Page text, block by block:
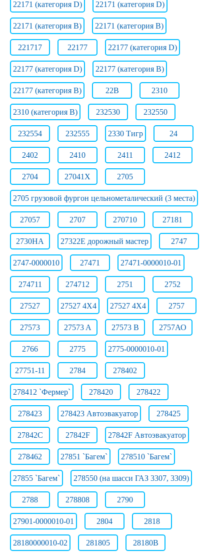
22171 (категория D) 22171 (категория D)
22171 (категория В) 22171 (категория В)
221717 22177 22177 (категория D)
22177 (категория D) 22177 (категория В)
22177 (категория В) 22B 2310
2310 (категория B) 232530 232550
232554 232555 2330 Тигр 24
2402 2410 2411 2412
2704 27041Х 2705
2705 грузовой фургон цельнометалический (3 места)
27057 2707 270710 27181
2730НА 27322E дорожный мастер 2747
2747-0000010 27471 27471-0000010-01
274711 274712 2751 2752
27527 27527 4X4 27527 4X4 2757
27573 27573 A 27573 B 2757АО
2766 2775 2775-0000010-01
27751-11 2784 278402
278412 `Фермер` 278420 278422
278423 278423 Автоэвакуатор 278425
27842C 27842F 27842F Автоэвакуатор
278462 27851 `Багем` 278510 `Багем`
27855 `Багем` 278550 (на шасси ГАЗ 3307, 3309)
2788 278808 2790
27901-0000010-01 2804 2818
28180000010-02 281805 28180В